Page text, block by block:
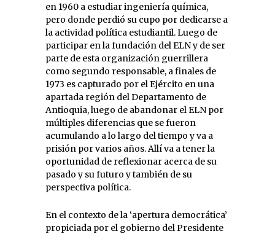
en 1960 a estudiar ingeniería química,
pero donde perdió su cupo por dedicarse a
la actividad política estudiantil. Luego de
participar en la fundación del ELN y de ser
parte de esta organización guerrillera
como segundo responsable, a finales de
1973 es capturado por el Ejército en una
apartada región del Departamento de
Antioquia, luego de abandonar el ELN por
múltiples diferencias que se fueron
acumulando a lo largo del tiempo y va a
prisión por varios años. Allí va a tener la
oportunidad de reflexionar acerca de su
pasado y su futuro y también de su
perspectiva política.
En el contexto de la ‘apertura democrática’
propiciada por el gobierno del Presidente